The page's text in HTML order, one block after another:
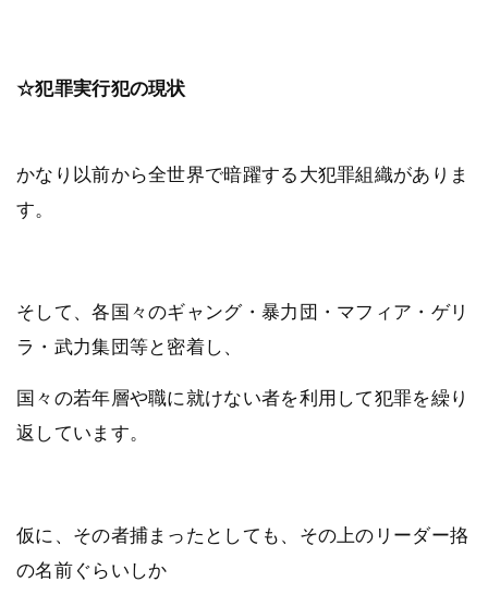
☆犯罪実行犯の現状
かなり以前から全世界で暗躍する大犯罪組織がありま
す。
そして、各国々のギャング・暴力団・マフィア・ゲリ
ラ・武力集団等と密着し、
国々の若年層や職に就けない者を利用して犯罪を繰り
返しています。
仮に、その者捕まったとしても、その上のリーダー挌
の名前ぐらいしか